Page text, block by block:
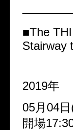
■The
Stairway
2019年
05月04
開場